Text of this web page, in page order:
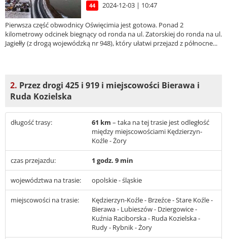
44 2024-12-03 | 10:47
Pierwsza część obwodnicy Oświęcimia jest gotowa. Ponad 2
kilometrowy odcinek biegnący od ronda na ul. Zatorskiej do ronda na ul.
Jagiełły (z drogą wojewódzką nr 948), który ułatwi przejazd z północne...
2. Przez drogi 425 i 919 i miejscowości Bierawa i
Ruda Kozielska
długość trasy: 61 km – taka na tej trasie jest odległość
między miejscowościami Kędzierzyn-
Koźle - Żory
czas przejazdu: 1 godz. 9 min
województwa na trasie: opolskie - śląskie
miejscowości na trasie:
Kędzierzyn-Koźle - Brzeźce - Stare Koźle -
Bierawa - Lubieszów - Dziergowice -
Kuźnia Raciborska - Ruda Kozielska -
Rudy - Rybnik - Żory